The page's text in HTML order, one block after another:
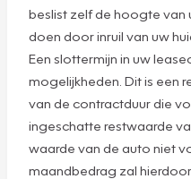
beslist zelf de hoogte van
doen door inruil van uw
Een slottermijn in uw
mogelijkheden. Dit is een
van de contractduur die
ingeschatte restwaarde
waarde van de auto niet
maandbedrag zal